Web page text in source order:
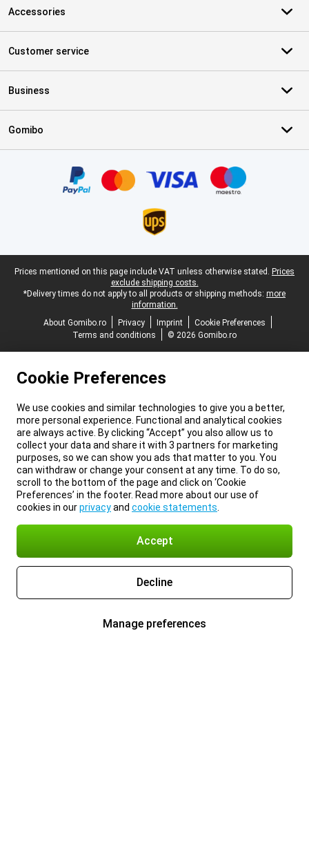
Accessories
Customer service
Business
Gomibo
Legal footer
Prices mentioned on this page include VAT unless otherwise stated. Prices
exclude shipping costs.
*Delivery times do not apply to all products or shipping methods: more
information.
About Gomibo.ro
Privacy Imprint
Cookie Preferences
Terms and conditions
© 2026 Gomibo.ro
Cookie Preferences
We use cookies and similar technologies to give you a better,
more personal experience. Functional and analytical cookies
are always active. By clicking “Accept” you also allow us to
collect your data and share it with 3 partners for marketing
purposes, so we can show you ads that matter to you. You
can withdraw or change your consent at any time. To do so,
scroll to the bottom of the page and click on ‘Cookie
Preferences’ in the footer. Read more about our use of
cookies in ourprivacyand cookie statements
Accept
Decline
Manage preferences